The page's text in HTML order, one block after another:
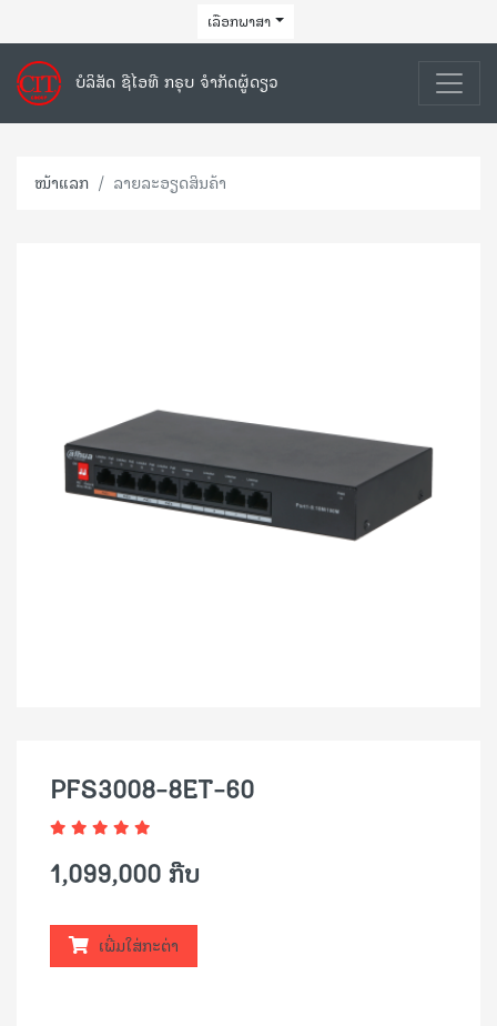
ເລືອກພາສາ
ບໍລິສັດ ຊີໄອທີ ກຣຸບ ຈຳກັດຜູ້ດຽວ
ໜ້າແລກ ລາຍລະອຽດສິນຄ້າ
PFS3008-8ET-60
1,099,000 ກີບ
ເພີ່ມໃສ່ກະຕ່າ